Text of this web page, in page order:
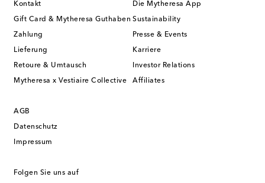
Kontakt
Gift Card & Mytheresa Guthaben
Zahlung
Lieferung
Retoure & Umtausch
Mytheresa x Vestiaire Collective
Die Mytheresa App
Sustainability
Presse & Events
Karriere
Investor Relations
Affiliates
AGB
Datenschutz
Impressum
Folgen Sie uns auf